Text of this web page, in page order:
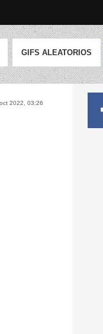
GIFS ALEATORIOS
2022, 03:26